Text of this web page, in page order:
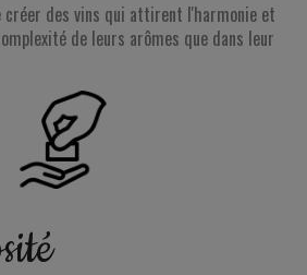
créer des vins qui attirent l'harmonie et
de leurs arômes que dans leur